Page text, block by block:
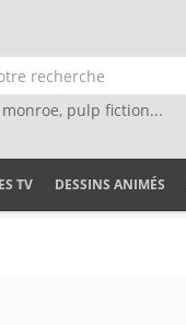
monroe, pulp fiction...
TV DESSINS ANIMÉS